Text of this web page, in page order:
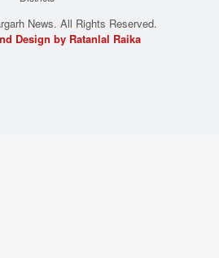
News. All Rights Reserved.
Design by Ratanlal Raika